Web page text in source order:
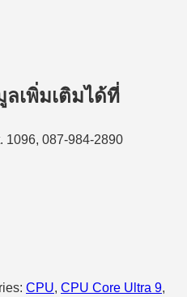
เพิ่มเติมได้ที่
1096, 087-984-2890
CPU, CPU Core Ultra 9,